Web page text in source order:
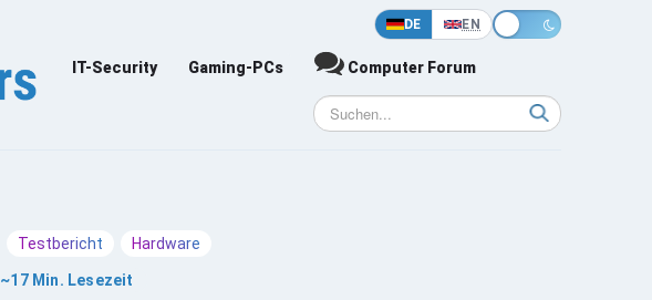
DE EN
IT-Security Gaming-PCs Computer Forum
Testbericht Hardware
~17 Min. Lesezeit